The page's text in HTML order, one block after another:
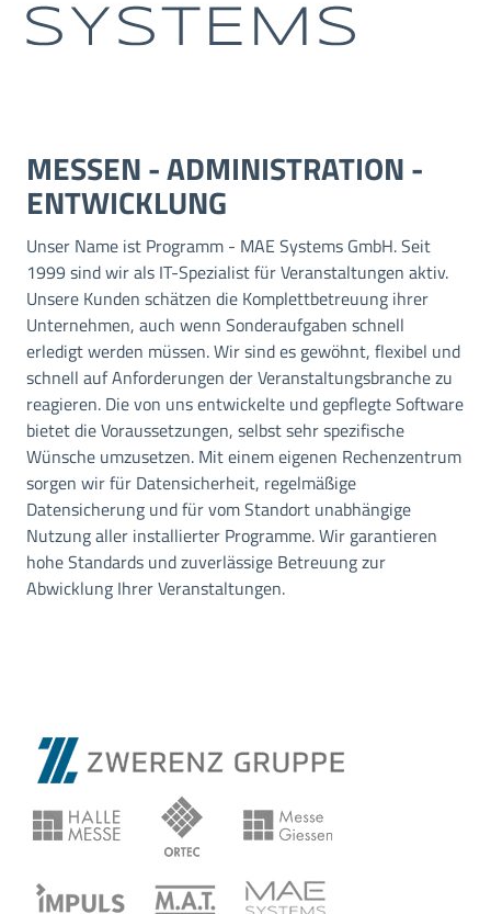
MESSEN - ADMINISTRATION -
ENTWICKLUNG
Unser Name ist Programm - MAE Systems GmbH. Seit
1999 sind wir als IT-Spezialist für Veranstaltungen aktiv.
Unsere Kunden schätzen die Komplettbetreuung ihrer
Unternehmen, auch wenn Sonderaufgaben schnell
erledigt werden müssen. Wir sind es gewöhnt, flexibel und
schnell auf Anforderungen der Veranstaltungsbranche zu
reagieren. Die von uns entwickelte und gepflegte Software
bietet die Voraussetzungen, selbst sehr spezifische
Wünsche umzusetzen. Mit einem eigenen Rechenzentrum
sorgen wir für Datensicherheit, regelmäßige
Datensicherung und für vom Standort unabhängige
Nutzung aller installierter Programme. Wir garantieren
hohe Standards und zuverlässige Betreuung zur
Abwicklung Ihrer Veranstaltungen.